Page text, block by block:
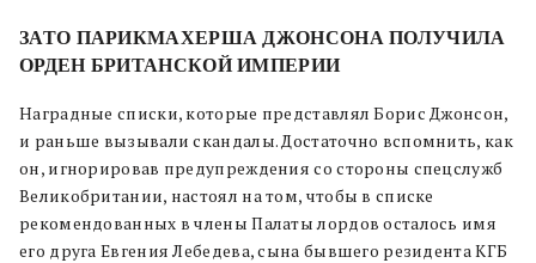
ЗАТО ПАРИКМАХЕРША ДЖОНСОНА ПОЛУЧИЛА
ОРДЕН БРИТАНСКОЙ ИМПЕРИИ
Наградные списки, которые представлял Борис Джонсон,
и раньше вызывали скандалы. Достаточно вспомнить, как
он, игнорировав предупреждения со стороны спецслужб
Великобритании, настоял на том, чтобы в списке
рекомендованных в члены Палаты лордов осталось имя
его друга Евгения Лебедева, сына бывшего резидента КГБ